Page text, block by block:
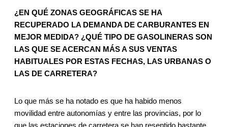
¿EN QUÉ ZONAS GEOGRÁFICAS SE HA
RECUPERADO LA DEMANDA DE CARBURANTES EN
MEJOR MEDIDA? ¿QUÉ TIPO DE GASOLINERAS SON
LAS QUE SE ACERCAN MÁS A SUS VENTAS
HABITUALES POR ESTAS FECHAS, LAS URBANAS O
LAS DE CARRETERA?
Lo que más se ha notado es que ha habido menos
movilidad entre autonomías y entre las provincias, por lo
que las estaciones de carretera se han resentido bastante.